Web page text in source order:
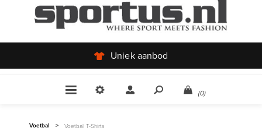
Uniek aanbod
(0)
Voetbal > Voetbal T-Shirts